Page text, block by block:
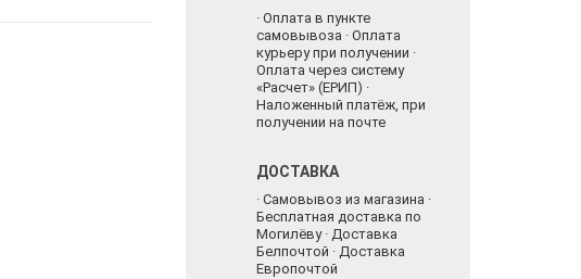
· Оплата в пункте
самовывоза · Оплата
курьеру при получении ·
Оплата через систему
«Расчет» (ЕРИП) ·
Наложенный платёж, при
получении на почте
ДОСТАВКА
· Самовывоз из магазина ·
Бесплатная доставка по
Могилёву · Доставка
Белпочтой · Доставка
Европочтой